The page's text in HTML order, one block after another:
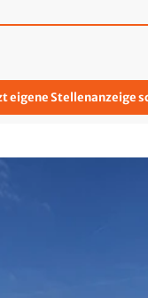
eigene Stellenanzeige